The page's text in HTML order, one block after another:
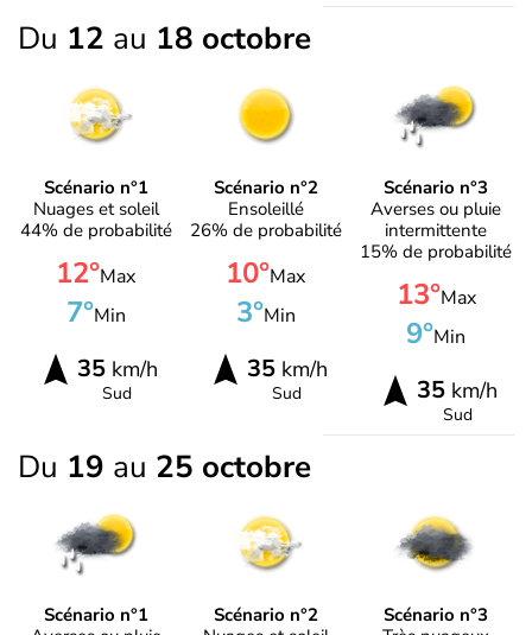
Du 12 au 18 octobre
Scénario n°1
Nuages et soleil
44% de probabilité
12°Max
7°Min
35km/h
Sud
Scénario n°2
Ensoleillé
26% de probabilité
10°Max
3°Min
35km/h
Sud
Scénario n°3
Averses ou pluie
intermittente
15% de probabilité
13°Max
9°Min
35 km/h
Sud
Du 19 au 25 octobre
Scénario n°1
Scénario n°2
Scénario n°3